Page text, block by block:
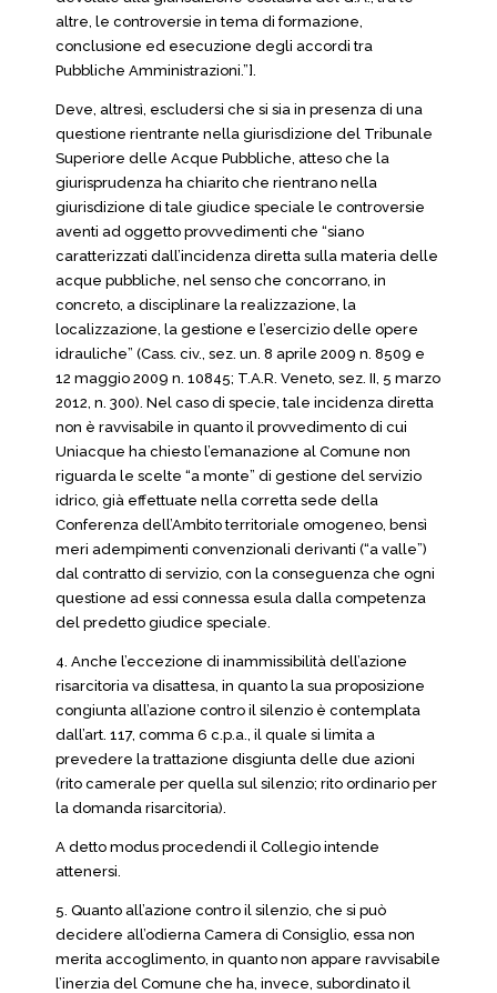
altre, le controversie in tema di formazione,
conclusione ed esecuzione degli accordi tra
Pubbliche Amministrazioni.”].
Deve, altresì, escludersi che si sia in presenza di una
questione rientrante nella giurisdizione del Tribunale
Superiore delle Acque Pubbliche, atteso che la
giurisprudenza ha chiarito che rientrano nella
giurisdizione di tale giudice speciale le controversie
aventi ad oggetto provvedimenti che “siano
caratterizzati dall’incidenza diretta sulla materia delle
acque pubbliche, nel senso che concorrano, in
concreto, a disciplinare la realizzazione, la
localizzazione, la gestione e l’esercizio delle opere
idrauliche” (Cass. civ., sez. un. 8 aprile 2009 n. 8509 e
12 maggio 2009 n. 10845; T.A.R. Veneto, sez. II, 5 marzo
2012, n. 300). Nel caso di specie, tale incidenza diretta
non è ravvisabile in quanto il provvedimento di cui
Uniacque ha chiesto l’emanazione al Comune non
riguarda le scelte “a monte” di gestione del servizio
idrico, già effettuate nella corretta sede della
Conferenza dell’Ambito territoriale omogeneo, bensì
meri adempimenti convenzionali derivanti (“a valle”)
dal contratto di servizio, con la conseguenza che ogni
questione ad essi connessa esula dalla competenza
del predetto giudice speciale.
4. Anche l’eccezione di inammissibilità dell’azione
risarcitoria va disattesa, in quanto la sua proposizione
congiunta all’azione contro il silenzio è contemplata
dall’art. 117, comma 6 c.p.a., il quale si limita a
prevedere la trattazione disgiunta delle due azioni
(rito camerale per quella sul silenzio; rito ordinario per
la domanda risarcitoria).
A detto modus procedendi il Collegio intende
attenersi.
5. Quanto all’azione contro il silenzio, che si può
decidere all’odierna Camera di Consiglio, essa non
merita accoglimento, in quanto non appare ravvisabile
l’inerzia del Comune che ha, invece, subordinato il